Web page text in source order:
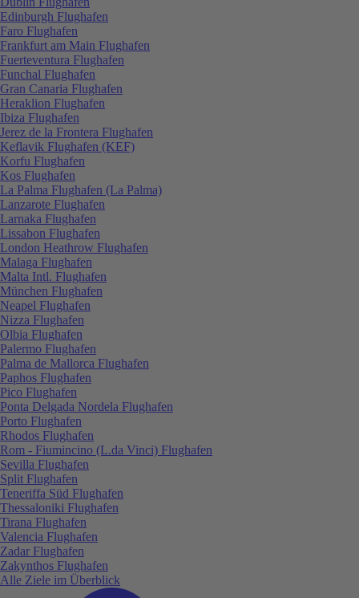
Edinburgh Flughafen
Faro Flughafen
Frankfurt am Main Flughafen
Fuerteventura Flughafen
Funchal Flughafen
Gran Canaria Flughafen
Heraklion Flughafen
Ibiza Flughafen
Jerez de la Frontera Flughafen
Keflavik Flughafen (KEF)
Korfu Flughafen
Kos Flughafen
La Palma Flughafen (La Palma)
Lanzarote Flughafen
Larnaka Flughafen
Lissabon Flughafen
London Heathrow Flughafen
Malaga Flughafen
Malta Intl. Flughafen
München Flughafen
Neapel Flughafen
Nizza Flughafen
Olbia Flughafen
Palermo Flughafen
Palma de Mallorca Flughafen
Paphos Flughafen
Pico Flughafen
Ponta Delgada Nordela Flughafen
Porto Flughafen
Rhodos Flughafen
Rom - Fiumincino (L.da Vinci) Flughafen
Sevilla Flughafen
Split Flughafen
Teneriffa Süd Flughafen
Thessaloniki Flughafen
Tirana Flughafen
Valencia Flughafen
Zadar Flughafen
Zakynthos Flughafen
Alle Ziele im Überblick